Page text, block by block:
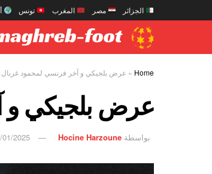
الجزائر مصر المغرب تونس
Home
» عرض بلجيكي و آخر فرنسي لمحمود غربال
عرض بلجيكي و
بواسطة Hocine Harzoune
01/2025